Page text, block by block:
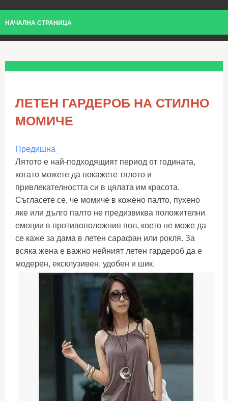
НАЧАЛНА СТРАНИЦА
ЛЕТЕН ГАРДЕРОБ НА СТИЛНО
МОМИЧЕ
Предишна
Лятото е най-подходящият период от годината,
когато можете да покажете тялото и
привлекателността си в цялата им красота.
Съгласете се, че момиче в кожено палто, пухено
яке или дълго палто не предизвиква положителни
емоции в противоположния пол, което не може да
се каже за дама в летен сарафан или рокля. За
всяка жена е важно нейният летен гардероб да е
модерен, ексклузивен, удобен и шик.